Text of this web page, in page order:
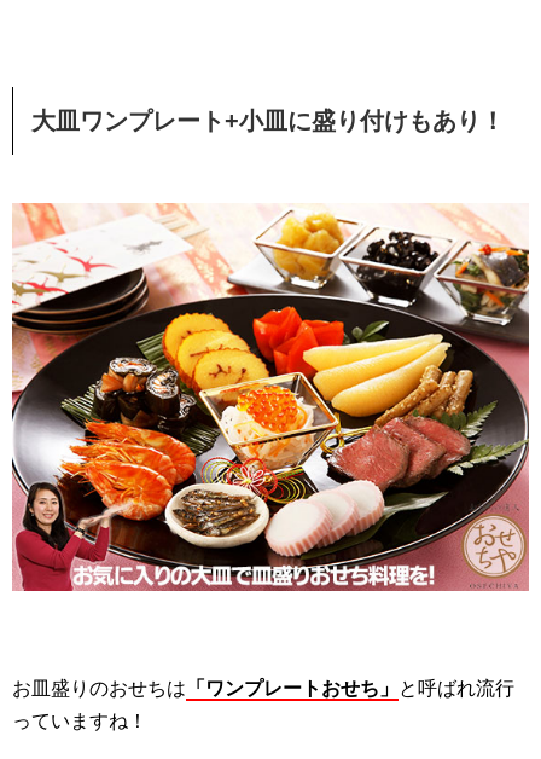
大皿ワンプレート+小皿に盛り付けもあり！
お皿盛りのおせちは 「ワンプレートおせち」 と呼ばれ流行
っていますね！